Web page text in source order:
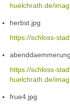
huelchrath.de/
herbst.jpg
https://schloss-
https://schloss-
huelchrath.de/
frue4.jpg